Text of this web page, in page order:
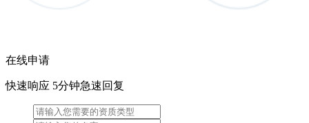
在线申请
快速响应 5分钟急速回复